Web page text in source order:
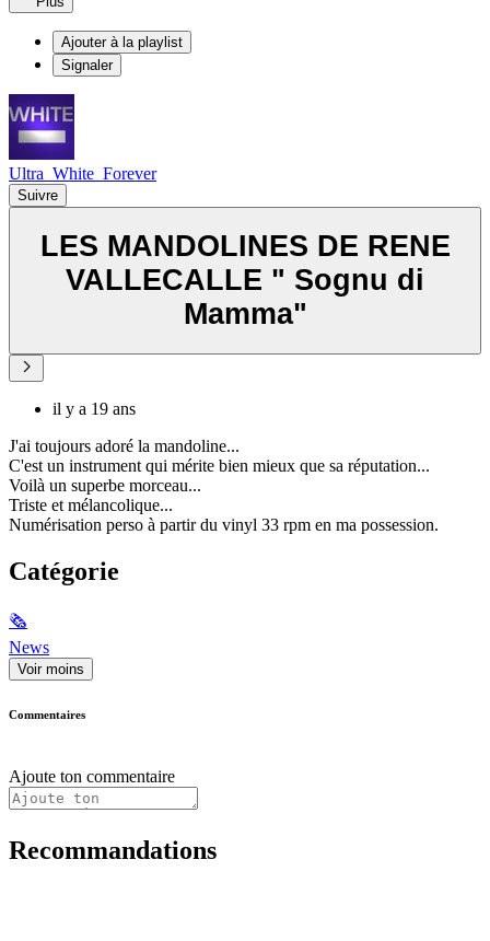
Ajouter à la playlist
Signaler
Ultra_White_Forever
Suivre
LES MANDOLINES DE RENE
VALLECALLE " Sognu di
Mamma"
il y a 19 ans
J'ai toujours adoré la mandoline...
C'est un instrument qui mérite bien mieux que sa réputation...
Voilà un superbe morceau...
Triste et mélancolique...
Numérisation perso à partir du vinyl 33 rpm en ma possession.
Catégorie
🗞
News
Voir moins
Commentaires
Ajoute ton commentaire
Recommandations